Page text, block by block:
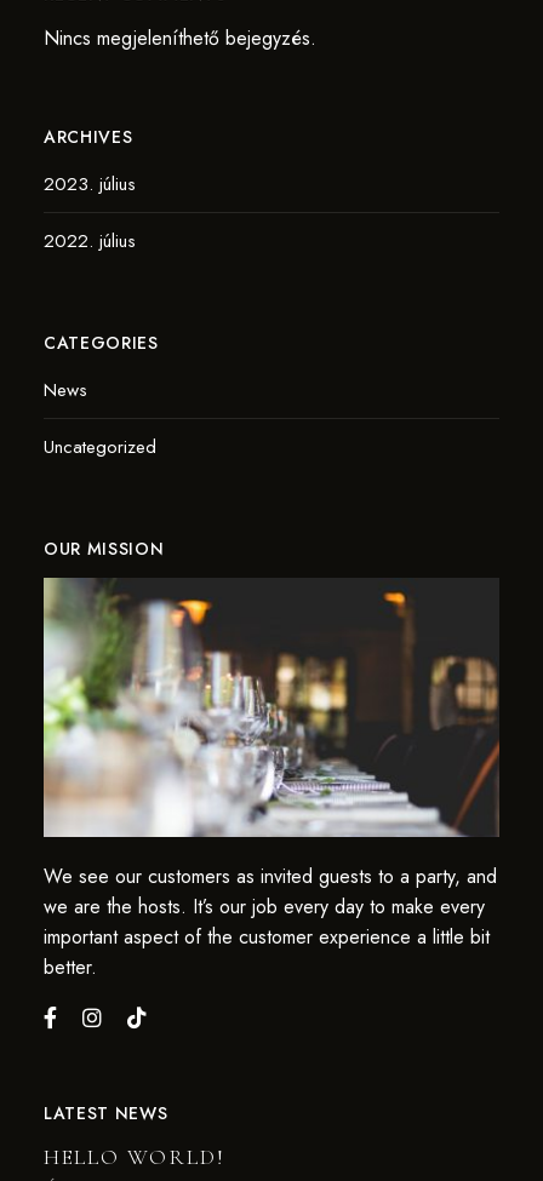
Nincs megjeleníthető bejegyzés.
ARCHIVES
2023. július
2022. július
CATEGORIES
News
Uncategorized
OUR MISSION
We see our customers as invited guests to a party, and
we are the hosts. It’s our job every day to make every
important aspect of the customer experience a little bit
better.
LATEST NEWS
HELLO WORLD!